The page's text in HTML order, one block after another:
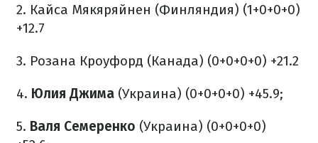
2. Кайса Мякяряйнен (Финляндия) (1+0+0+0)
+12.7
3. Розана Кроуфорд (Канада) (0+0+0+0) +21.2
4. Юлия Джима (Украина) (0+0+0+0) +45.9;
5. Валя Семеренко (Украина) (0+0+0+0)